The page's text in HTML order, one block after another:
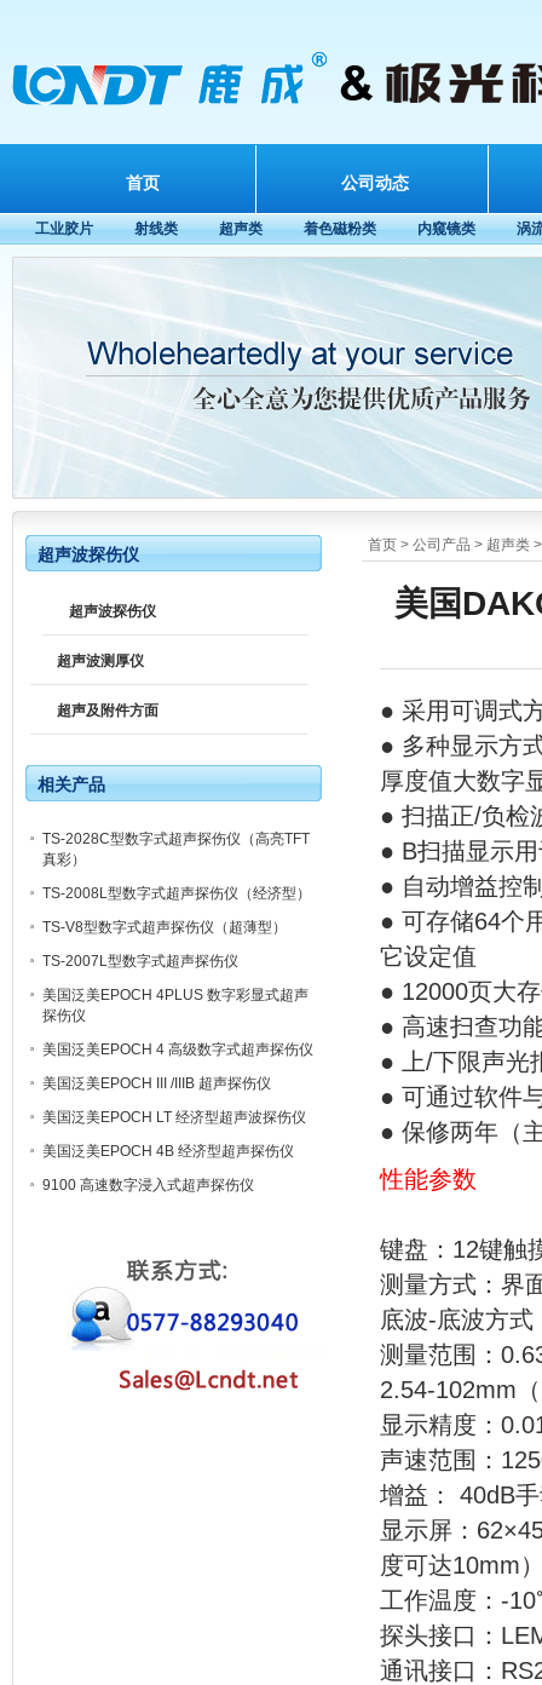
首页 公司动态
工业胶片 射线类 超声类 着色磁粉类 内窥镜类 涡
首页 > 公司产品 > 超声类
美国
● 采用可调式
● 多种显示方
厚度值大数字
● 扫描正/负检
● B扫描显示
● 自动增益控
● 可存储64个
它设定值
● 12000页大
● 高速扫查功
● 上/下限声光
● 可通过软件
● 保修两年（
性能参数
键盘：12键触
测量方式：界
底波-底波方
测量范围：
2.54-102mm
显示精度：
声速范围：
增益： 40dB
显示屏：
度可达10mm
工作温度：-
探头接口：
通讯接口：
超声波探伤仪
超声波探伤仪
超声波测厚仪
超声及附件方面
相关产品
TS-2028C型数字式超声探伤仪（高亮TFT
真彩）
TS-2008L型数字式超声探伤仪（经济型）
TS-V8型数字式超声探伤仪（超薄型）
TS-2007L型数字式超声探伤仪
美国泛美EPOCH 4PLUS 数字彩显式超声
探伤仪
美国泛美EPOCH 4 高级数字式超声探伤仪
美国泛美EPOCH III /IIIB 超声探伤仪
美国泛美EPOCH LT 经济型超声波探伤仪
美国泛美EPOCH 4B 经济型超声探伤仪
9100 高速数字浸入式超声探伤仪